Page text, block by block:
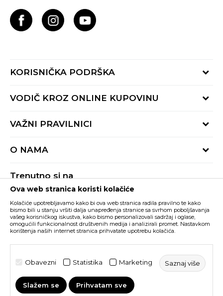
KORISNIČKA PODRŠKA
Provjeri status porudžbine
Radno vrijeme 9-16h
VODIČ KROZ ONLINE KUPOVINU
Načini isporuke
Reklamacije
VAŽNI PRAVILNICI
Pravila Sport&Bonus programa
O NAMA
BUZZ Shopovi
Postani dio BUZZ tima
Trenutno si na
Buzz Crna Gora PROMIJENI
Nastojimo da budemo što precizniji u opisu proizvoda, prikazu slika i samih
cijena, ali ne možemo garantovati da su sve informacije kompletne i bez
grešaka. Svi artikli prikazani na sajtu su dio naše ponude i ne podrazumijeva da
su dostupni u svakom trenutku. Raspoloživost robe možete provjeriti pozivom
©2026www.buzzsneakers.me, IzradaNB SOFT. Sva prava
Ova web stranica koristi kolačiće
Kolačiće upotrebljavamo kako bi ova web stranica radila pravilno te kako
bismo bili u stanju vršiti dalja unapređenja stranice sa svrhom poboljšavanja
vašeg korisničkog iskustva, kako bismo personalizovali sadržaj i oglase,
omogućili funkcionalnost društvenih medija i analizirali promet. Nastavkom
korištenja naših internet stranica prihvatate upotrebu kolačića.
Obavezni Statistika Marketing Saznaj više
Slažem se Prihvatam sve